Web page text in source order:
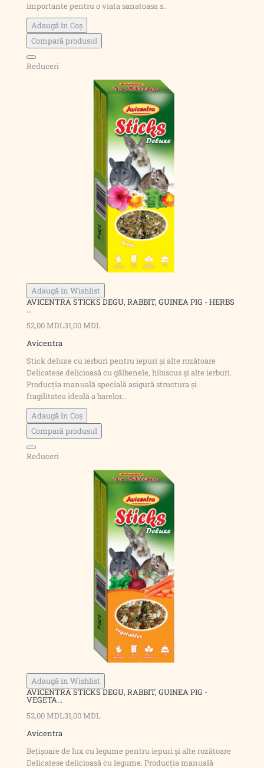
importante pentru o viata sanatoasa s..
Adaugă în Coş
Compară produsul
Reduceri
Adaugă in Wishlist
AVICENTRA STICKS DEGU, RABBIT, GUINEA PIG - HERBS
...
52,00 MDL31,00 MDL
Avicentra
Stick deluxe cu ierburi pentru iepuri și alte rozătoare
Delicatese delicioasă cu gălbenele, hibiscus și alte ierburi.
Producția manuală specială asigură structura și
fragilitatea ideală a barelor...
Adaugă în Coş
Compară produsul
Reduceri
Adaugă in Wishlist
AVICENTRA STICKS DEGU, RABBIT, GUINEA PIG -
VEGETA...
52,00 MDL31,00 MDL
Avicentra
Bețișoare de lux cu legume pentru iepuri și alte rozătoare
Delicatese delicioasă cu legume. Producția manuală